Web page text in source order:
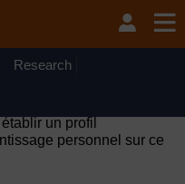
on Wednesday 12
(GMT) due to routine
Research
un profil
personnel sur ce